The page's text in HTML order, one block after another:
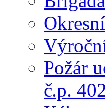
Požár
č.p.